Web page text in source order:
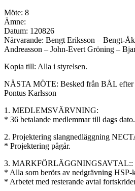
Möte: 8
Ämne:
Datum: 120826
Närvarande: Bengt Eriksson – Bengt-
Andreasson – John-Evert Gröning –
Kopia till: Alla i styrelsen.
NÄSTA MÖTE: Besked från BÅL efter
Pontus Karlsson
1. MEDLEMSVÄRVNING:
* 36 betalande medlemmar till dags dato.
2. Projektering slangnedläggning
* Projektering pågår.
3. MARKFÖRLÄGGNINGSAVTAL::
* Alla som berörs av nedgrävning HSP-
* Arbetet med resterande avtal